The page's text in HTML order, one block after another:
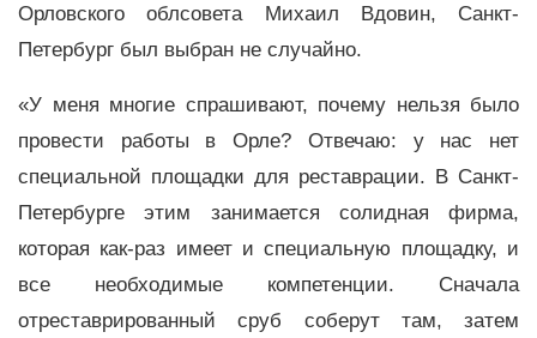
Орловского облсовета Михаил Вдовин, Санкт-
Петербург был выбран не случайно.
«У меня многие спрашивают, почему нельзя было
провести работы в Орле? Отвечаю: у нас нет
специальной площадки для реставрации. В Санкт-
Петербурге этим занимается солидная фирма,
которая как-раз имеет и специальную площадку, и
все необходимые компетенции. Сначала
отреставрированный сруб соберут там, затем